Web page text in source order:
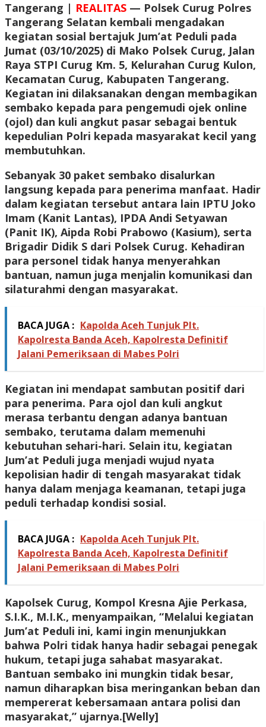
Tangerang | REALITAS — Polsek Curug Polres
Tangerang Selatan kembali mengadakan
kegiatan sosial bertajuk Jum’at Peduli pada
Jumat (03/10/2025) di Mako Polsek Curug, Jalan
Raya STPI Curug Km. 5, Kelurahan Curug Kulon,
Kecamatan Curug, Kabupaten Tangerang.
Kegiatan ini dilaksanakan dengan membagikan
sembako kepada para pengemudi ojek online
(ojol) dan kuli angkut pasar sebagai bentuk
kepedulian Polri kepada masyarakat kecil yang
membutuhkan.
Sebanyak 30 paket sembako disalurkan
langsung kepada para penerima manfaat. Hadir
dalam kegiatan tersebut antara lain IPTU Joko
Imam (Kanit Lantas), IPDA Andi Setyawan
(Panit IK), Aipda Robi Prabowo (Kasium), serta
Brigadir Didik S dari Polsek Curug. Kehadiran
para personel tidak hanya menyerahkan
bantuan, namun juga menjalin komunikasi dan
silaturahmi dengan masyarakat.
BACA JUGA : Kapolda Aceh Tunjuk Plt.
Kapolresta Banda Aceh, Kapolresta Definitif
Jalani Pemeriksaan di Mabes Polri
Kegiatan ini mendapat sambutan positif dari
para penerima. Para ojol dan kuli angkut
merasa terbantu dengan adanya bantuan
sembako, terutama dalam memenuhi
kebutuhan sehari-hari. Selain itu, kegiatan
Jum’at Peduli juga menjadi wujud nyata
kepolisian hadir di tengah masyarakat tidak
hanya dalam menjaga keamanan, tetapi juga
peduli terhadap kondisi sosial.
BACA JUGA : Kapolda Aceh Tunjuk Plt.
Kapolresta Banda Aceh, Kapolresta Definitif
Jalani Pemeriksaan di Mabes Polri
Kapolsek Curug, Kompol Kresna Ajie Perkasa,
S.I.K., M.I.K., menyampaikan, “Melalui kegiatan
Jum’at Peduli ini, kami ingin menunjukkan
bahwa Polri tidak hanya hadir sebagai penegak
hukum, tetapi juga sahabat masyarakat.
Bantuan sembako ini mungkin tidak besar,
namun diharapkan bisa meringankan beban dan
mempererat kebersamaan antara polisi dan
masyarakat,” ujarnya.[Welly]